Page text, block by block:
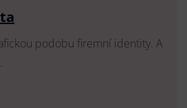
podobu firemní identity. A